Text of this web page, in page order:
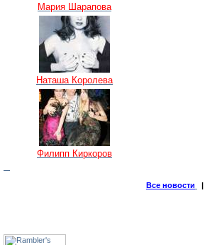
Мария Шарапова
Наташа Королева
Филипп Киркоров
Все новости